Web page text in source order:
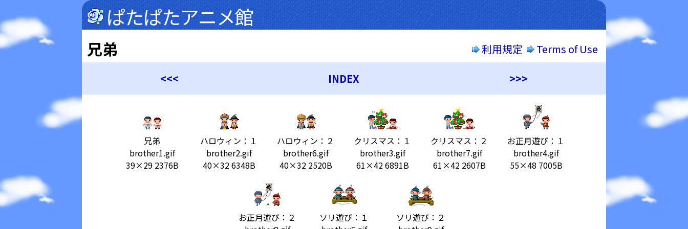
ぱたぱたアニメ館
兄弟 利用規定 Terms of Use
<<< INDEX >>>
兄弟
brother1.gif
39×29 2376B
ハロウィン：１
brother2.gif
40×32 6348B
ハロウィン：２
brother6.gif
40×32 2520B
クリスマス：１
brother3.gif
61×42 6891B
クリスマス：２
brother7.gif
61×42 2607B
お正月遊び：１
brother4.gif
55×48 7005B
お正月遊び：２
ソリ遊び：１
ソリ遊び：２